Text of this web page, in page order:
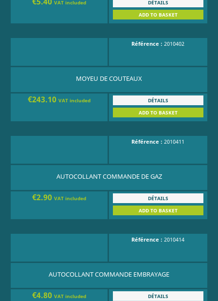
VAT included
DÉTAILS
ADD TO BASKET
Référence : 2010402
MOYEU DE COUTEAUX
€243.10VAT included
DÉTAILS
ADD TO BASKET
Référence : 2010411
AUTOCOLLANT COMMANDE DE GAZ
€2.90VAT included
DÉTAILS
ADD TO BASKET
Référence : 2010414
AUTOCOLLANT COMMANDE EMBRAYAGE
€4.80VAT included
DÉTAILS